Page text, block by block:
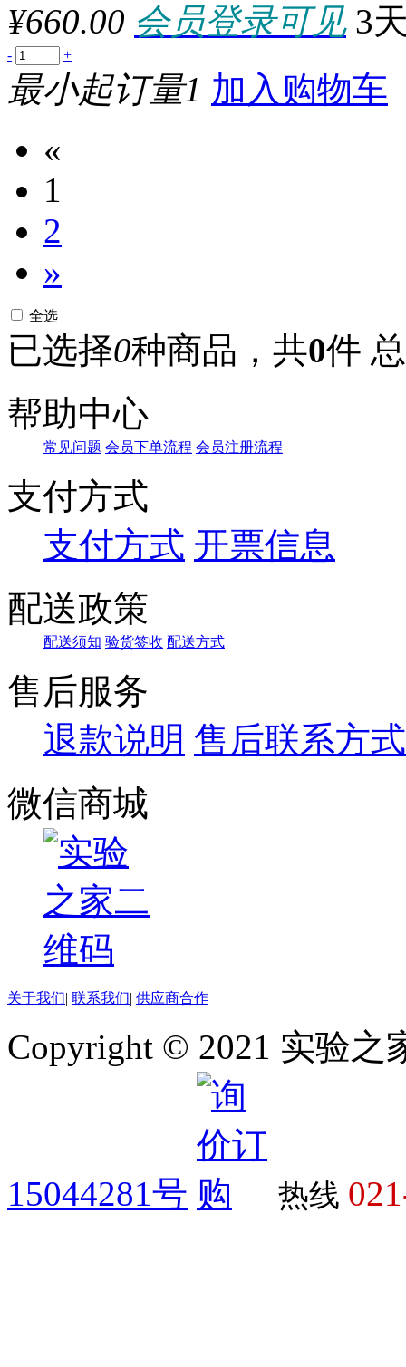
¥660.00 会员登录可见 3
- +
最小起订量1 加入购物车
«
1
2
»
全选
已选择0种商品，共0件
帮助中心
常见问题 会员下单流程 会员注册流程
支付方式
支付方式 开票信息
配送政策
配送须知 验货签收 配送方式
售后服务
退款说明 售后联系方式
微信商城
关于我们| 联系我们| 供应商合作
Copyright © 2021 实验之
15044281号 热线